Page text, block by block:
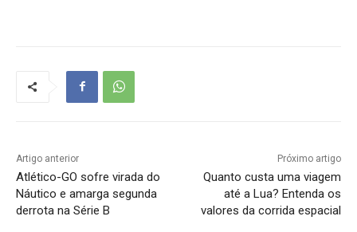
Artigo anterior
Atlético-GO sofre virada do
Náutico e amarga segunda
derrota na Série B
Próximo artigo
Quanto custa uma viagem
até a Lua? Entenda os
valores da corrida espacial